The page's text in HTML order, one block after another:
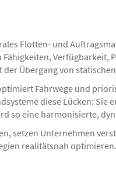
Flotten- und
Verfügbarkeit,
Übergang von
Fahrwege und
diese Lücken:
so eine harmonisierte,
setzen Unternehmen
realitätsnah